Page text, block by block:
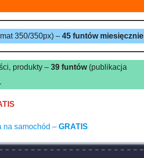
350/350px) – 45 funtów miesięcznie
produkty – 39 funtów(publikacja
na samochód – GRATIS